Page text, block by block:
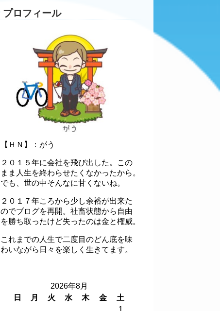
プロフィール
【ＨＮ】：がう
２０１５年に会社を飛び出した。この
まま人生を終わらせたくなかったから。
でも、世の中そんなに甘くないね。
２０１７年ころから少し余裕が出来た
のでブログを再開。社畜状態から自由
を勝ち取ったけど失ったのは金と権威。
これまでの人生で二度目のどん底を味
わいながら日々を楽しく生きてます。
2026年8月
日
月 火 水 木 金
土
1